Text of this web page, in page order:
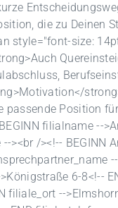
die zu Deinen
style="font-size:
Position
filialname --
/><!-- BEGINN
6-8<!--
filiale_ort --